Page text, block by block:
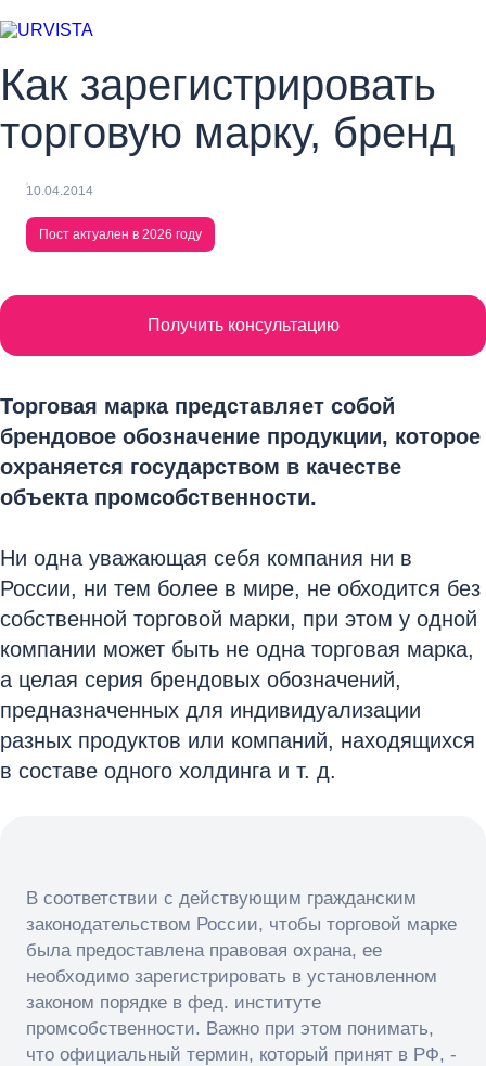
Как зарегистрировать
торговую марку, бренд
10.04.2014
Пост актуален в 2026 году
Получить консультацию
Торговая марка представляет собой
брендовое обозначение продукции, которое
охраняется государством в качестве
объекта промсобственности.
Ни одна уважающая себя компания ни в
России, ни тем более в мире, не обходится без
собственной торговой марки, при этом у одной
компании может быть не одна торговая марка,
а целая серия брендовых обозначений,
предназначенных для индивидуализации
разных продуктов или компаний, находящихся
в составе одного холдинга и т. д.
В соответствии с действующим гражданским
законодательством России, чтобы торговой марке
была предоставлена правовая охрана, ее
необходимо зарегистрировать в установленном
законом порядке в фед. институте
промсобственности. Важно при этом понимать,
что официальный термин, который принят в РФ, -